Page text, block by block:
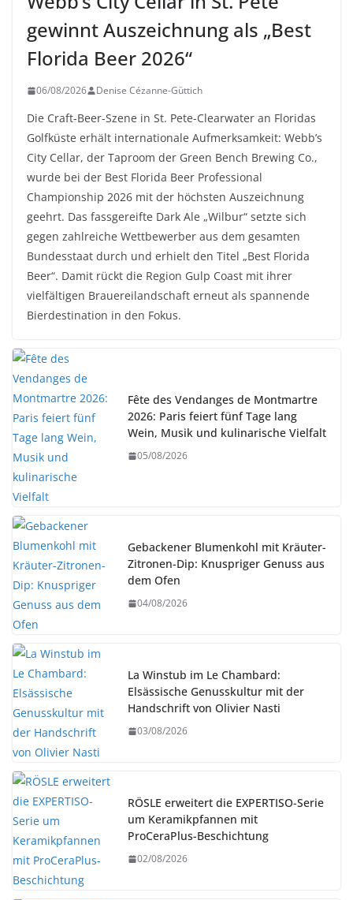
gewinnt Auszeichnung als „Best
Florida Beer 2026“
06/08/2026 Denise Cézanne-Güttich
Die Craft-Beer-Szene in St. Pete-Clearwater an Floridas
Golfküste erhält internationale Aufmerksamkeit: Webb’s
City Cellar, der Taproom der Green Bench Brewing Co.,
wurde bei der Best Florida Beer Professional
Championship 2026 mit der höchsten Auszeichnung
geehrt. Das fassgereifte Dark Ale „Wilbur“ setzte sich
gegen zahlreiche Wettbewerber aus dem gesamten
Bundesstaat durch und erhielt den Titel „Best Florida
Beer“. Damit rückt die Region Gulp Coast mit ihrer
vielfältigen Brauereilandschaft erneut als spannende
Bierdestination in den Fokus.
Fête des Vendanges de Montmartre
2026: Paris feiert fünf Tage lang
Wein, Musik und kulinarische Vielfalt
05/08/2026
Gebackener Blumenkohl mit Kräuter-
Zitronen-Dip: Knuspriger Genuss aus
dem Ofen
04/08/2026
La Winstub im Le Chambard:
Elsässische Genusskultur mit der
Handschrift von Olivier Nasti
03/08/2026
RÖSLE erweitert die EXPERTISO-Serie
um Keramikpfannen mit
ProCeraPlus-Beschichtung
02/08/2026